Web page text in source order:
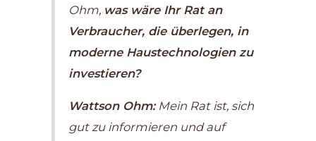
Ohm, was wäre Ihr Rat an
Verbraucher, die überlegen, in
moderne Haustechnologien zu
investieren?
Wattson Ohm:Mein Rat ist, sich
gut zu informieren und auf